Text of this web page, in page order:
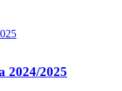
2024/2025